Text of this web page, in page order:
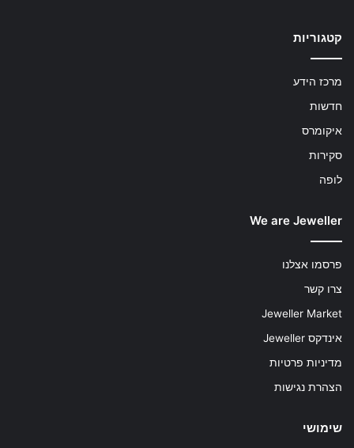
קטגוריות
מרכז הידע
חדשות
איקומרס
סקירות
לופה
We are Jeweller
פרסמו אצלנו
צרו קשר
Jeweller Market
אינדקס Jeweller
מדיניות פרטיות
הצהרת נגישות
שימושי